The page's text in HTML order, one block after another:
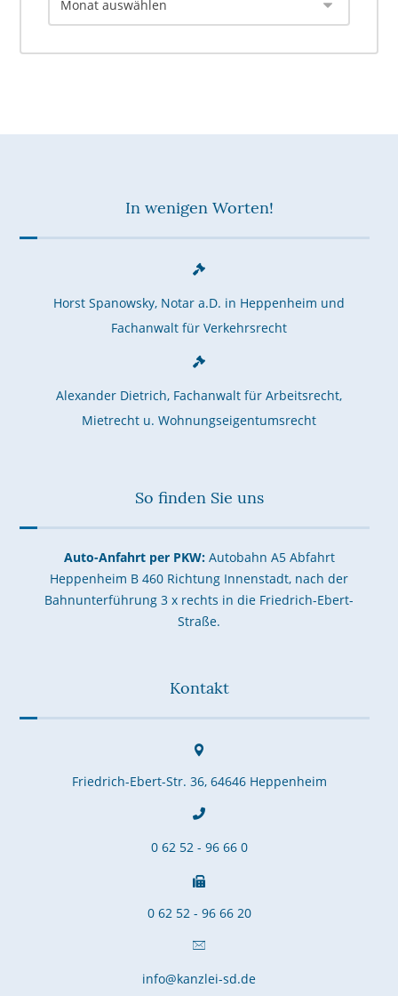
In wenigen Worten!
Horst Spanowsky, Notar a.D. in Heppenheim und
Fachanwalt für Verkehrsrecht
Alexander Dietrich, Fachanwalt für Arbeitsrecht,
Mietrecht u. Wohnungseigentumsrecht
So finden Sie uns
Auto-Anfahrt per PKW:Autobahn A5 Abfahrt
Heppenheim B 460 Richtung Innenstadt, nach der
Bahnunterführung 3 x rechts in die Friedrich-Ebert-
Straße.
Kontakt
Friedrich-Ebert-Str. 36, 64646 Heppenheim
0 62 52 - 96 66 0
0 62 52 - 96 66 20
info@kanzlei-sd.de